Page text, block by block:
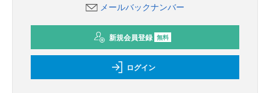
メールバックナンバー
新規会員登録 無料
ログイン